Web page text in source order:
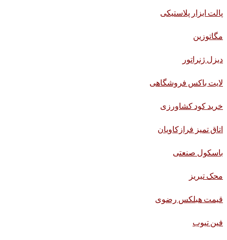
پالت ابزار پلاستیکی
مگاتوزین
دیزل ژنراتور
لایت باکس فروشگاهی
خرید کود کشاورزی
اتاق تمیز فرازکاویان
باسکول صنعتی
محک تبریز
قیمت هبلکس رضوی
فین تیوب